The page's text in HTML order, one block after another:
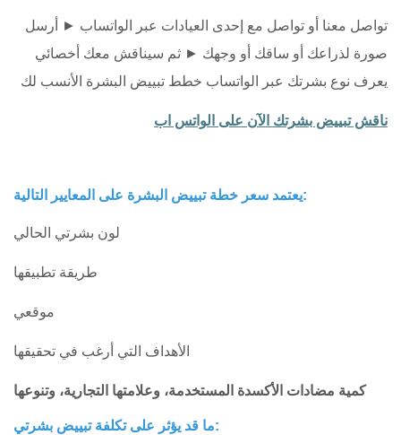
تواصل معنا أو تواصل مع إحدى العيادات عبر الواتساب ► أرسل
صورة لذراعك أو ساقك أو وجهك ► ثم سيناقش معك أخصائي
يعرف نوع بشرتك عبر الواتساب خطط تبييض البشرة الأنسب لك
ناقش تبييض بشرتك الآن على الواتس اب
يعتمد سعر خطة تبييض البشرة على المعايير التالية:
لون بشرتي الحالي
طريقة تطبيقها
موقعي
الأهداف التي أرغب في تحقيقها
كمية مضادات الأكسدة المستخدمة، وعلامتها التجارية، وتنوعها
ما قد يؤثر على تكلفة تبييض بشرتي: